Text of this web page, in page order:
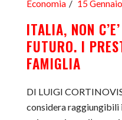
Economia 15
ITALIA, NON
FUTURO. I
FAMIGLIA
DI LUIGI
considera raggiungibili